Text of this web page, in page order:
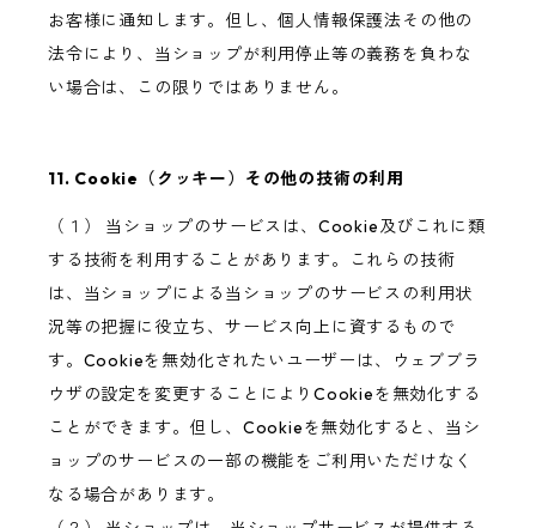
お客様に通知します。但し、個人情報保護法その他の
法令により、当ショップが利用停止等の義務を負わな
い場合は、この限りではありません。
11. Cookie（クッキー）その他の技術の利用
（１） 当ショップのサービスは、Cookie及びこれに類
する技術を利用することがあります。これらの技術
は、当ショップによる当ショップのサービスの利用状
況等の把握に役立ち、サービス向上に資するもので
す。Cookieを無効化されたいユーザーは、ウェブブラ
ウザの設定を変更することによりCookieを無効化する
ことができます。但し、Cookieを無効化すると、当シ
ョップのサービスの一部の機能をご利用いただけなく
なる場合があります。